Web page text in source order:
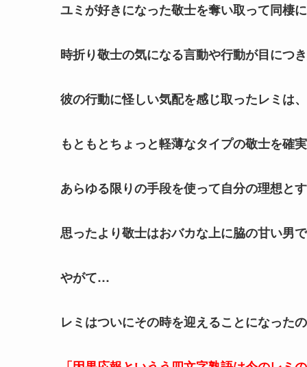
ユミが好きになった敬士を奪い取って同棲
時折り敬士の気になる言動や行動が目につ
彼の行動に怪しい気配を感じ取ったレミは、
もともとちょっと軽薄なタイプの敬士を確
あらゆる限りの手段を使って自分の理想と
思ったより敬士はおバカな上に脇の甘い男
やがて…
レミはついにその時を迎えることになった